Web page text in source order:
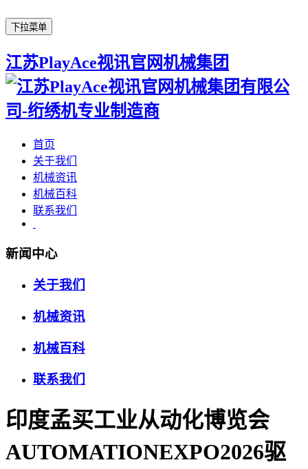
下拉菜单
江苏PlayAce视讯官网机械集团
首页
关于我们
机械资讯
机械百科
联系我们
新闻中心
关于我们
机械资讯
机械百科
联系我们
印度孟买工业从动化博览会
AUTOMATIONEXPO2026驱